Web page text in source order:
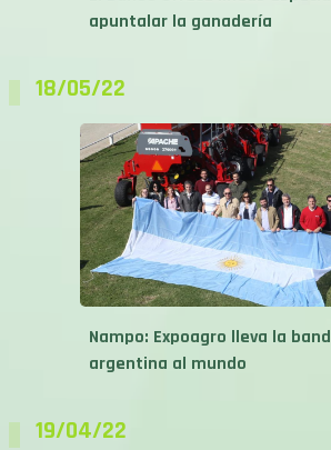
apuntalar la ganadería
18/05/22
Nampo: Expoagro lleva la
argentina al mundo
19/04/22